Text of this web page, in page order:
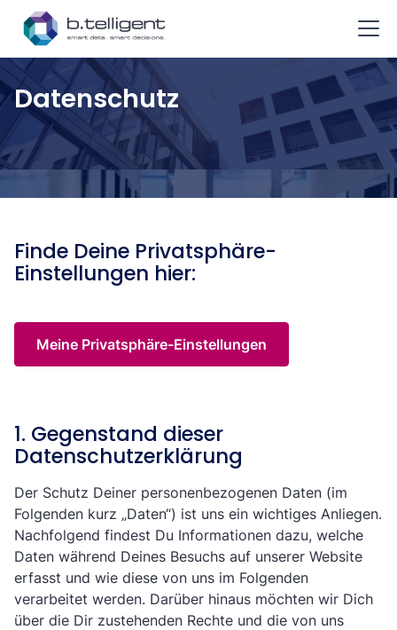
Zum Hauptinhalt springen
Datenschutz
Finde Deine Privatsphäre-
Einstellungen hier:
Meine Privatsphäre-Einstellungen
1. Gegenstand dieser
Datenschutzerklärung
Der Schutz Deiner personenbezogenen Daten (im
Folgenden kurz „Daten“) ist uns ein wichtiges Anliegen.
Nachfolgend findest Du Informationen dazu, welche
Daten während Deines Besuchs auf unserer Website
erfasst und wie diese von uns im Folgenden
verarbeitet werden. Darüber hinaus möchten wir Dich
über die Dir zustehenden Rechte und die von uns